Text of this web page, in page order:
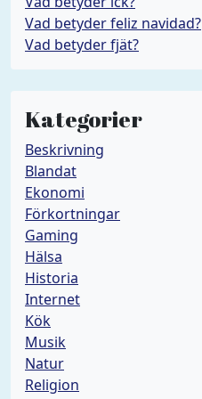
Vad betyder feliz navidad?
Vad betyder fjät?
Kategorier
Beskrivning
Blandat
Ekonomi
Förkortningar
Gaming
Hälsa
Historia
Internet
Kök
Musik
Natur
Religion